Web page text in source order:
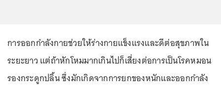
การออกกำลังกายช่วยให้ร่างกายแข็งแรงและดีต่อสุขภาพใน
ระยะยาว แต่ถ้าหักโหมมากเกินไปก็เสี่ยงต่อการเป็นโรคหมอน
รองกระดูกปลิ้น ซึ่งมักเกิดจากการยกของหนักและออกกำลัง